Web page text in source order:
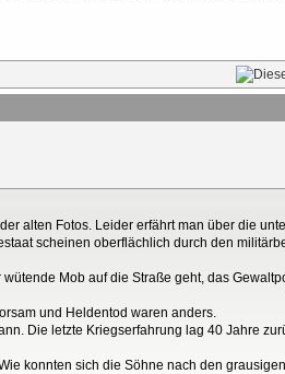
alten Fotos. Leider erfährt man über die
scheinen oberflächlich durch den
Mob auf die Straße geht, das
und Heldentod waren anders.
Die letzte Kriegserfahrung lag 40 Jahre
konnten sich die Söhne nach den